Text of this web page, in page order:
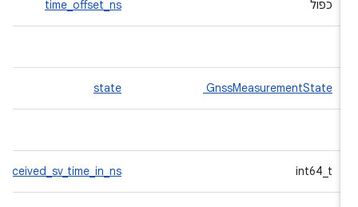
כפול time_offset_ns
GnssMeasurementState
state
int64_t
received_sv_time_in_ns